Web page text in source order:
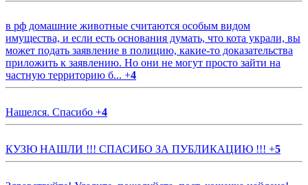
в рф домашние животные считаются особым видом
имущества, и если есть основания думать, что кота украли, вы
может подать заявление в полицию, какие-то доказательства
приложить к заявлению. Но они не могут просто зайти на
частную территорию б... +4
Нашелся. Спасибо +4
КУЗЮ НАШЛИ !!! СПАСИБО ЗА ПУБЛИКАЦИЮ !!! +5